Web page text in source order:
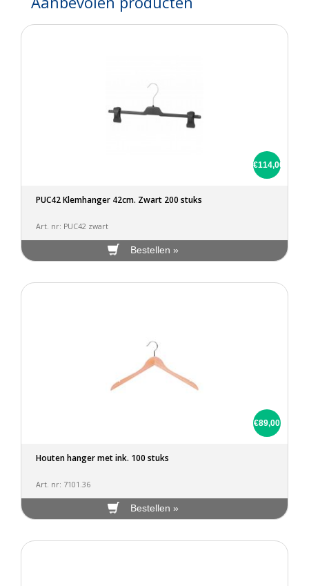
€114,00
PUC42 Klemhanger 42cm. Zwart 200 stuks
Art. nr: PUC42 zwart
Bestellen »
€89,00
Houten hanger met ink. 100 stuks
Art. nr: 7101.36
Bestellen »